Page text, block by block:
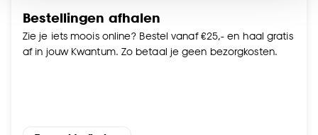
voor kiezen om bepaalde cookies wel of niet te
accepteren door op ‘Cookies aanpassen’ te
klikken.
Bestellingen afhalen
Zie je iets moois online? Bestel vanaf €25,- en haal gratis
af in jouw Kwantum. Zo betaal je geen bezorgkosten.